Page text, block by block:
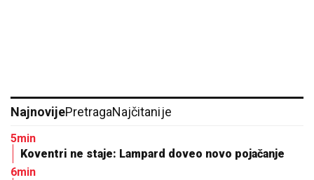
NajnovijePretragaNajčitanije
5min
Koventri ne staje: Lampard doveo novo pojačanje
6min